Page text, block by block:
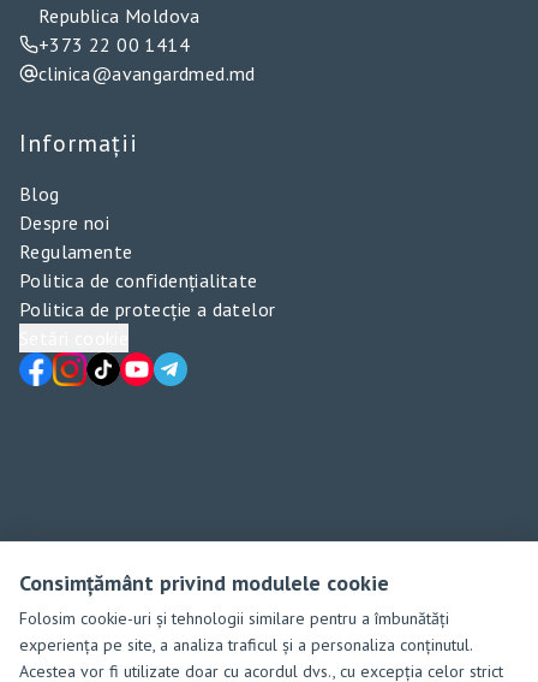
Republica Moldova
+373 22 00 1414
clinica@avangardmed.md
Informații
Blog
Despre noi
Regulamente
Politica de confidențialitate
Politica de protecție a datelor
Consimțământ privind modulele cookie
Folosim cookie-uri și tehnologii similare pentru a îmbunătăți
experiența pe site, a analiza traficul și a personaliza conținutul.
Acestea vor fi utilizate doar cu acordul dvs., cu excepția celor strict